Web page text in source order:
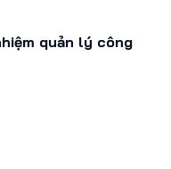
quản lý công